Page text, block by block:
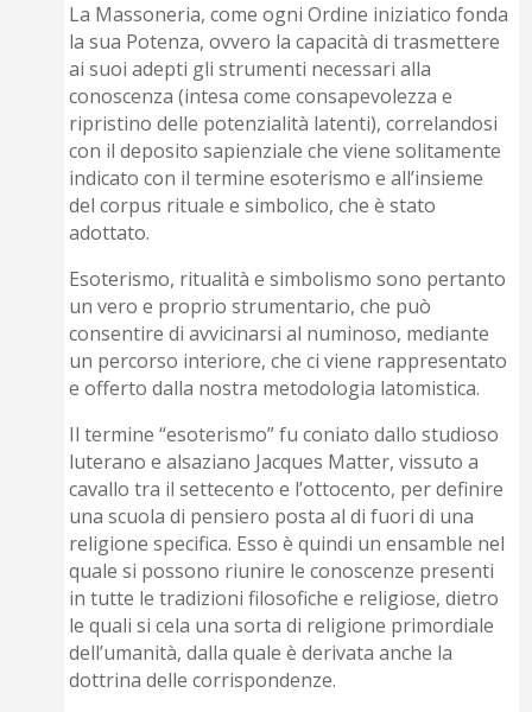
La Massoneria, come ogni Ordine iniziatico fonda
la sua Potenza, ovvero la capacità di trasmettere
ai suoi adepti gli strumenti necessari alla
conoscenza (intesa come consapevolezza e
ripristino delle potenzialità latenti), correlandosi
con il deposito sapienziale che viene solitamente
indicato con il termine esoterismo e all’insieme
del corpus rituale e simbolico, che è stato
adottato.
Esoterismo, ritualità e simbolismo sono pertanto
un vero e proprio strumentario, che può
consentire di avvicinarsi al numinoso, mediante
un percorso interiore, che ci viene rappresentato
e offerto dalla nostra metodologia latomistica.
Il termine “esoterismo” fu coniato dallo studioso
luterano e alsaziano Jacques Matter, vissuto a
cavallo tra il settecento e l’ottocento, per definire
una scuola di pensiero posta al di fuori di una
religione specifica. Esso è quindi un ensamble nel
quale si possono riunire le conoscenze presenti
in tutte le tradizioni filosofiche e religiose, dietro
le quali si cela una sorta di religione primordiale
dell’umanità, dalla quale è derivata anche la
dottrina delle corrispondenze.